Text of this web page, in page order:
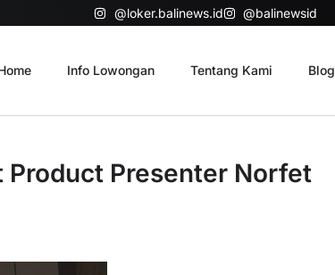
@loker.balinews.id @balinewsid
Info Lowongan Tentang Kami Blog
Product Presenter Norfet